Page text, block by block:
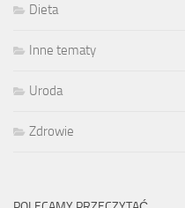
Dieta
Inne tematy
Uroda
Zdrowie